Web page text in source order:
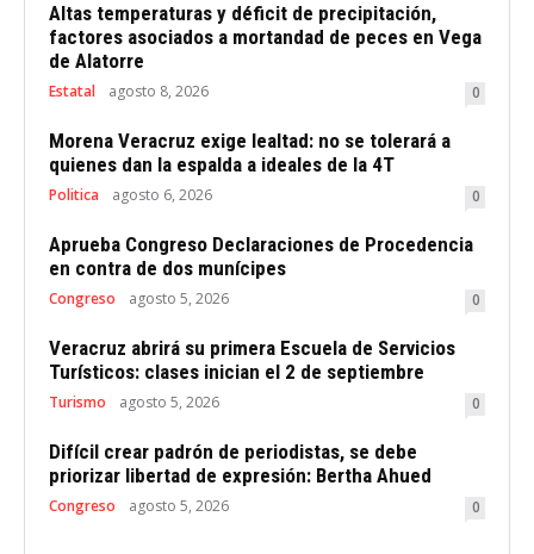
Altas temperaturas y déficit de precipitación,
factores asociados a mortandad de peces en Vega
de Alatorre
Estatal agosto 8, 2026 0
Morena Veracruz exige lealtad: no se tolerará a
quienes dan la espalda a ideales de la 4T
Politica agosto 6, 2026 0
Aprueba Congreso Declaraciones de Procedencia
en contra de dos munícipes
Congreso agosto 5, 2026 0
Veracruz abrirá su primera Escuela de Servicios
Turísticos: clases inician el 2 de septiembre
Turismo agosto 5, 2026 0
Difícil crear padrón de periodistas, se debe
priorizar libertad de expresión: Bertha Ahued
Congreso agosto 5, 2026 0